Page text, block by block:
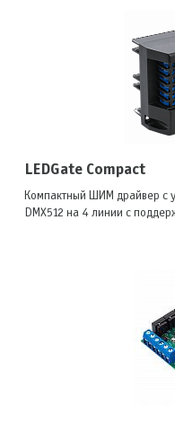
LEDGate Compact
Компактный ШИМ драйвер с
DMX512 на 4 линии с